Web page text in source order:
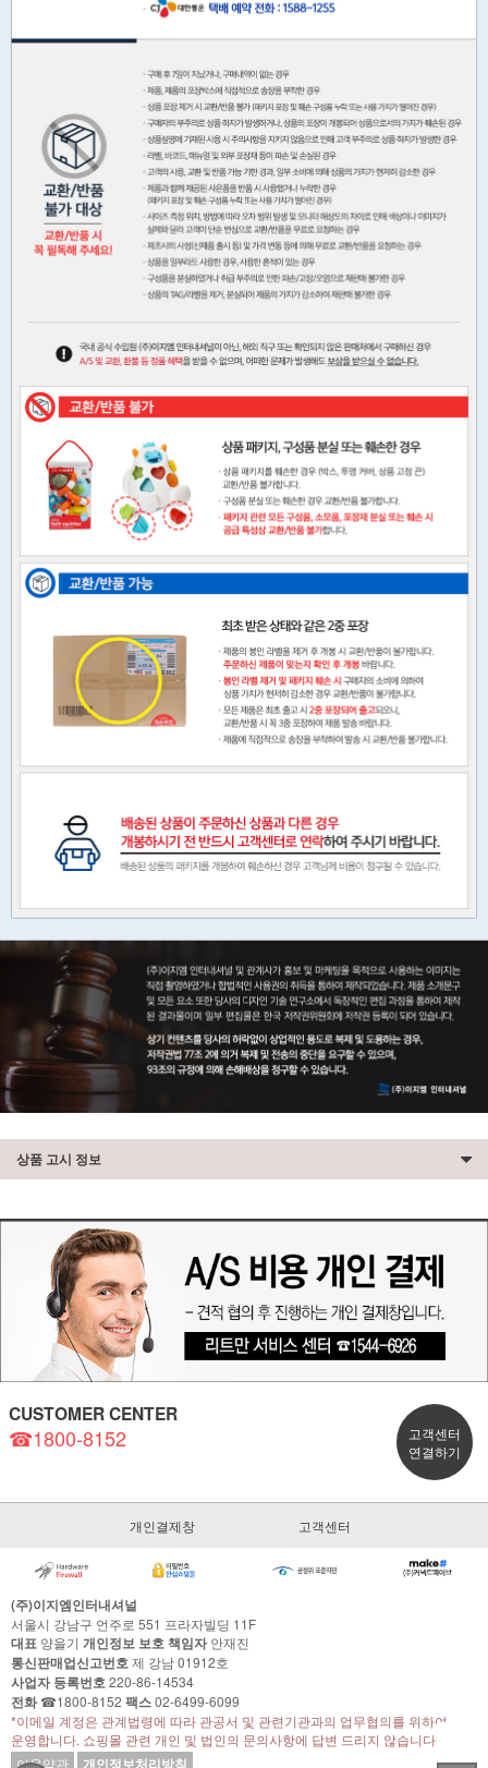
상품 고시 정보
CUSTOMER CENTER
☎1800-8152
고객센터
연결하기
개인결제창 고객센터
(주)이지엠인터내셔널
서울시 강남구 언주로 551 프라자빌딩 11F
대표 양을기 개인정보 보호 책임자안재진
통신판매업신고번호제 강남 01912호
사업자 등록번호220-86-14534
전화☎1800-8152 팩스02-6499-6099
*이메일 계정은 관계법령에 따라 관공서 및 관련기관과의 업무협의를 위하여
운영합니다. 쇼핑몰 관련 개인 및 법인의 문의사항에 답변 드리지 않습니다.
이용약관
개인정보처리방침